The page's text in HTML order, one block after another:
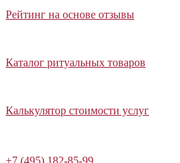
Рейтинг на основе отзывы
Каталог ритуальных товаров
Калькулятор стоимости услуг
+7 (495) 182-85-99